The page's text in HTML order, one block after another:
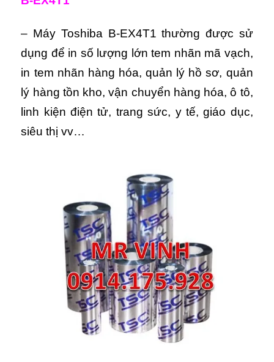
– Máy Toshiba B-EX4T1 thường được sử
dụng để in số lượng lớn tem nhãn mã vạch,
in tem nhãn hàng hóa, quản lý hồ sơ, quản
lý hàng tồn kho, vận chuyển hàng hóa, ô tô,
linh kiện điện tử, trang sức, y tế, giáo dục,
siêu thị vv…